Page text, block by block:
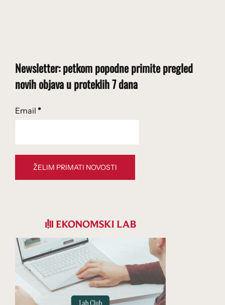
Newsletter: petkom popodne primite pregled
novih objava u proteklih 7 dana
Email *